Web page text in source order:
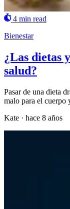
4 min read
Bienestar
¿Las dietas
salud?
Pasar de una dieta
malo para el cuerpo
Kate · hace 8 años